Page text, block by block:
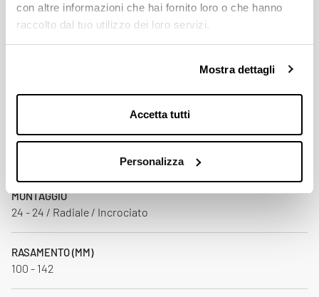
con altre informazioni che hai fornito loro o che hanno
raccolto dal tuo utilizzo dei loro servizi.
Mostra dettagli
Accetta tutti
Personalizza
RAGGI
Acciaio inox nero / aero / testa dritta / doppio spessore
AL 7075 T6 / Nero
PESO (G)
1390 XDR (+/- 3%) (Tubeless Ready +20)
MONTAGGIO
24 - 24 / Radiale / Incrociato
RASAMENTO (MM)
100 - 142